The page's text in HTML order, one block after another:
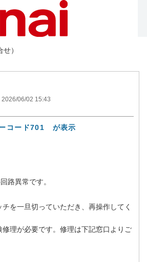
）
2026/06/02 15:43
コード701 が表示
路異常です。
を一旦切っていただき、再操作してく
理が必要です。修理は下記窓口よりご